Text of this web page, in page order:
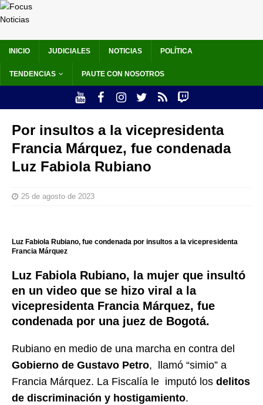
INICIO JUDICIALES NOTICIAS POLÍTICA
TENDENCIAS PAUTE CON NOSOTROS
Por insultos a la vicepresidenta
Francia Márquez, fue condenada
Luz Fabiola Rubiano
25 de agosto de 2023
Luz Fabiola Rubiano, fue condenada por insultos a la vicepresidenta
Francia Márquez
Luz Fabiola Rubiano, la mujer que insultó
en un video que se hizo viral a la
vicepresidenta Francia Márquez, fue
condenada por una juez de Bogotá.
Rubiano en medio de una marcha en contra del
Gobierno de Gustavo Petro, llamó “simio” a
Francia Márquez. La Fiscalía le imputó los delitos
de discriminación y hostigamiento.